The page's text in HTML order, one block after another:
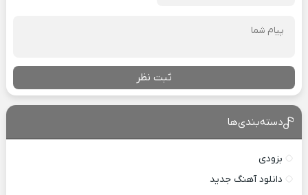
ثبت نظر
دسته‌بندی‌ها
بزودی
دانلود آهنگ جدید